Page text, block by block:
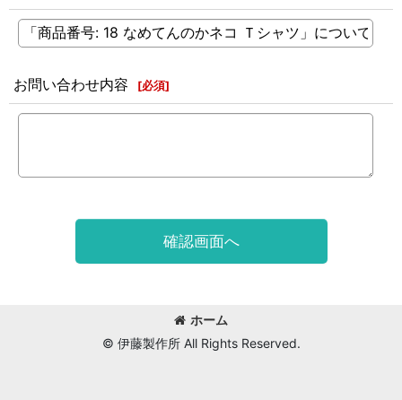
お問い合わせ内容 [必須]
確認画面へ
ホーム
© 伊藤製作所 All Rights Reserved.